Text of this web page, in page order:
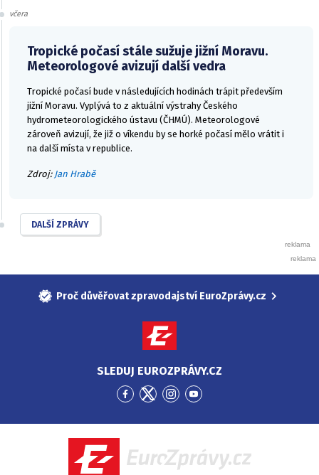
včera
Tropické počasí stále sužuje jižní Moravu.
Meteorologové avizují další vedra
Tropické počasí bude v následujících hodinách trápit především
jižní Moravu. Vyplývá to z aktuální výstrahy Českého
hydrometeorologického ústavu (ČHMÚ). Meteorologové
zároveň avizují, že již o víkendu by se horké počasí mělo vrátit i
na další místa v republice.
Zdroj: Jan Hrabě
DALŠÍ ZPRÁVY
Proč důvěřovat zpravodajství EuroZprávy.cz
SLEDUJ EUROZPRÁVY.CZ
Přejít
Facebook
Přejít
Twitter
Přejít
Instagram
Přejít
YouTube
EuroZprávy.cz